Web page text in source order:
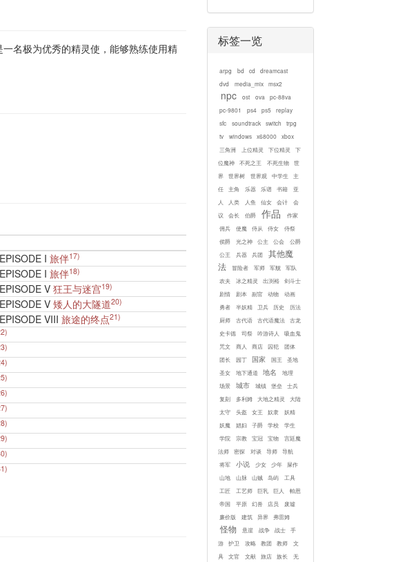
名极为优秀的精灵使，能够熟练使用精
EPISODE I 旅伴17)
EPISODE I 旅伴18)
EPISODE V 狂王与迷宫19)
EPISODE V 矮人的大隧道20)
EPISODE VIII 旅途的终点21)
标签一览
arpg bd cd
dreamcast
dvd
media_mix msx2
npc ost ova
pc-88va
pc-9801
ps4 ps5
replay
sfc
soundtrack switch
trpg
tv
windows x68000
xbox
三角洲
上位精灵 下位精灵
下
位魔神
不死之王 不死生物
世
界
世界树 世界观 中学生
主
任
主角 乐器 乐谱 书籍
亚
人
人类 人鱼 仙女 会计
会
议
会长 伯爵 作品
作家
佣兵
使魔 侍从 侍女
侍祭
侯爵
光之神 公主 公会
公爵
公王
兵器 兵团
其他魔
法
冒险者 军师 军舰
军队
农夫
冰之精灵 出渕裕
剑斗士
剧情
剧本 副官 动物
动画
勇者
半妖精 卫兵 历史
历法
厨师
古代语 古代语魔法
古龙
史卡德
司祭 吟游诗人
吸血鬼
咒文
商人 商店 囚犯
团体
团长
园丁 国家 国王
圣地
圣女
地下通道 地名
地理
场景
城市 城镇 堡垒
士兵
复刻
多利姆 大地之精灵
大陆
太守
头盔 女王 奴隶
妖精
妖魔
娼妇 子爵 学校
学生
学院
宗教 宝冠 宝物
宫廷魔
法师
密探 对谈 导师
导航
将军
小说 少女 少年
屎作
山地
山脉 山贼 岛屿
工具
工匠
工艺师 巨乳 巨人
帕恩
帝国
平原 幻兽 店员
废墟
廉价版
建筑 异界 弗雷姆
怪物 悬崖 战争 战士
手
游
护卫 攻略 教团 教师
文
具
文官 文献 旅店 族长
无